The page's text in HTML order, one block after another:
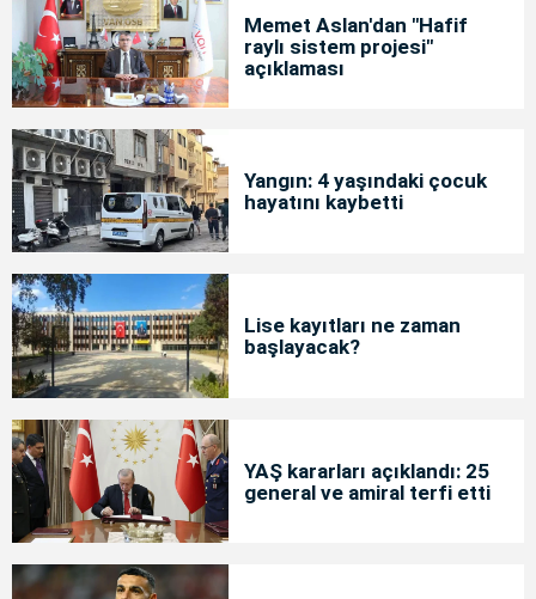
Memet Aslan'dan "Hafif
raylı sistem projesi"
açıklaması
Yangın: 4 yaşındaki çocuk
hayatını kaybetti
Lise kayıtları ne zaman
başlayacak?
YAŞ kararları açıklandı: 25
general ve amiral terfi etti